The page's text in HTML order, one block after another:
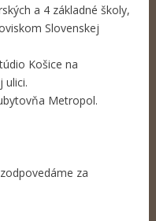
a 4 základné školy,
Slovenskej
Košice na
ulici.
Metropol.
za